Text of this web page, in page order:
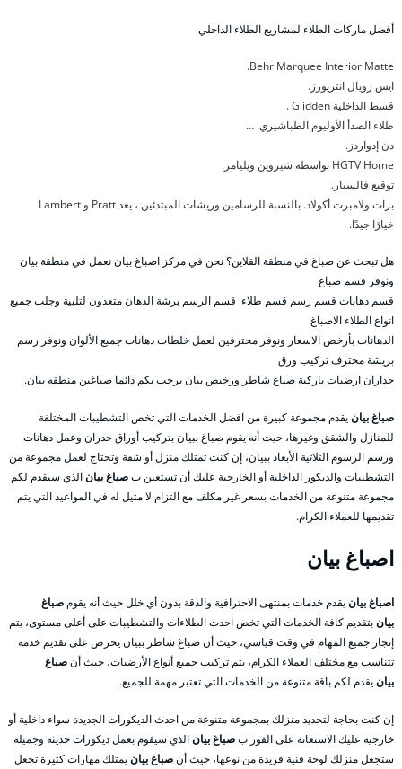
أفضل ماركات الطلاء لمشاريع الطلاء الداخلي
Behr Marquee Interior Matte.
ايس رويال انتريورز.
قسط الداخلية Glidden .
طلاء الصدأ الأوليوم الطباشيري. …
دن إدواردز.
HGTV Home بواسطة شيروين ويليامز.
توقيع فالسبار.
برات ولامبرت أكولاد. بالنسبة للرسامين وريشات المبتدئين ، يعد Pratt و Lambert
خيارًا جيدًا.
هل تبحث عن صباغ في منطقة القلاين؟ نحن في مركز اصباغ بيان نعمل في منطقة بيان
ونوفر قسم صباغ
قسم دهانات قسم رسم قسم طلاء قسم الرسم برشة الدهان متعدون لتلبية وجلب جمبع
انواع الطلاء الاصباغ
الدهانات بأرخص الاسعار ونوفر محترفين لعمل خلطات دهانات جمبع الألوان ونوفر رسم
بريشة محترف تركيب ورق
جداران ارضيات باركية صباغ شاطر ورخيص بيان برحب بكم دائما صباغين منطقه بيان.
صباغ بيانيقدم مجموعة كبيرة من افضل الخدمات التي تخص التشطيبات المختلفة
للمنازل والشقق وغيرها، حيث أنه يقوم صباغ ببيان بتركيب أوراق جدران وعمل دهانات
ورسم الرسوم الثلاثية الأبعاد ببيان، إن كنت تمتلك منزل أو شقة وتحتاج لعمل مجموعة من
التشطيبات والديكور الداخلية أو الخارجية عليك أن تستعين بصباغ بيانالذي سيقدم لكم
مجموعة متنوعة من الخدمات بسعر غير مكلف مع التزام لا مثيل له في المواعيد التي يتم
تقديمها للعملاء الكرام.
اصباغ بيان
اصباغ بيانيقدم خدمات بمنتهى الاحترافية والدقة بدون أي خلل حيث أنه يقوم صباغ
بيانبتقديم كافة الخدمات التي تخص احدث الطلاءات والتشطيبات على أعلى مستوى، يتم
إنجاز جميع المهام في وقت قياسي، حيث أن صباغ شاطر ببيان يحرص على تقديم خدمه
تتناسب مع مختلف العملاء الكرام، يتم تركيب جميع أنواع الأرضيات، حيث أنصباغ
بيانيقدم لكم باقة متنوعة من الخدمات التي تعتبر مهمة للجميع.
إن كنت بحاجة لتجديد منزلك بمجموعة متنوعة من احدث الديكورات الجديدة سواء داخلية أو
خارجية عليك الاستعانة على الفور بصباغ بيانالذي سيقوم بعمل ديكورات حديثة وجميلة
ستجعل منزلك لوحة فنية فريدة من نوعها، حيث أنصباغ بيانيمتلك مهارات كثيرة تجعل